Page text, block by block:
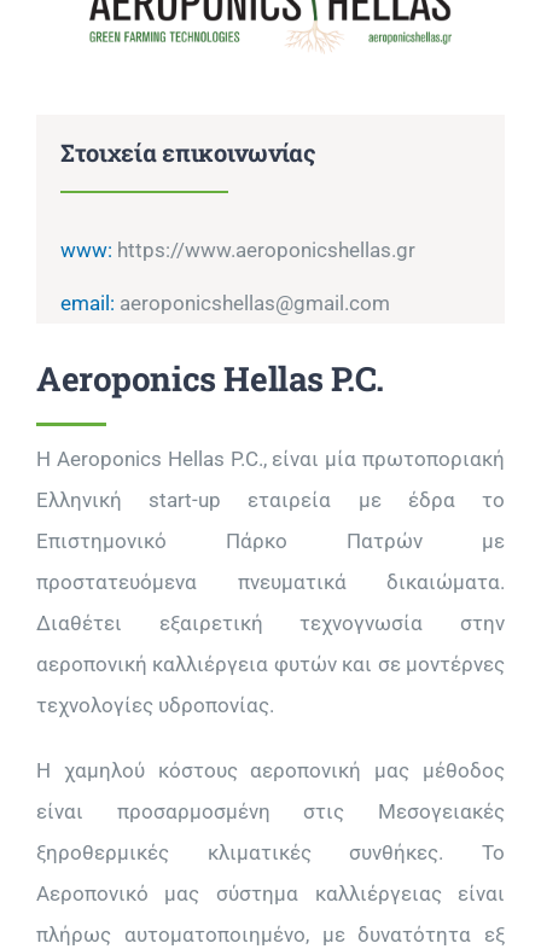
Στοιχεία επικοινωνίας
www: https://www.aeroponicshellas.gr
email: aeroponicshellas@gmail.com
Aeroponics Hellas P.C.
Η Aeroponics Hellas P.C., είναι μία πρωτοποριακή
Ελληνική start-up εταιρεία με έδρα το
Επιστημονικό Πάρκο Πατρών με
προστατευόμενα πνευματικά δικαιώματα.
Διαθέτει εξαιρετική τεχνογνωσία στην
αεροπονική καλλιέργεια φυτών και σε μοντέρνες
τεχνολογίες υδροπονίας.
Η χαμηλού κόστους αεροπονική μας μέθοδος
είναι προσαρμοσμένη στις Μεσογειακές
ξηροθερμικές κλιματικές συνθήκες. Το
Αεροπονικό μας σύστημα καλλιέργειας είναι
πλήρως αυτοματοποιημένο, με δυνατότητα εξ